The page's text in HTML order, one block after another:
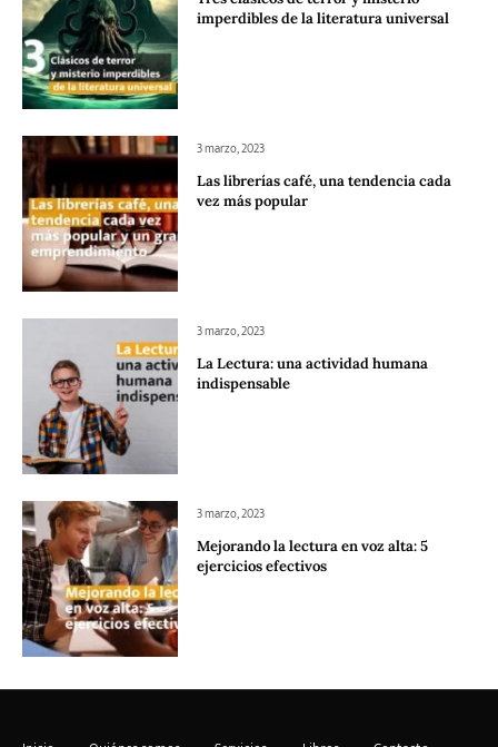
imperdibles de la literatura universal
3 marzo, 2023
Las librerías café, una tendencia cada
vez más popular
3 marzo, 2023
La Lectura: una actividad humana
indispensable
3 marzo, 2023
Mejorando la lectura en voz alta: 5
ejercicios efectivos